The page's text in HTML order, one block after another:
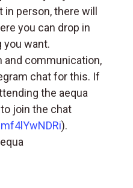
in person, there will
you can drop in
you want.
and communication,
chat for this. If
the aequa
join the chat
).